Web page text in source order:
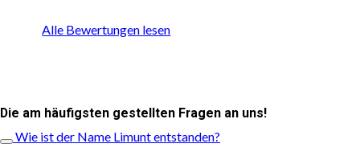
Alle Bewertungen lesen
Die am häufigsten gestellten Fragen an uns!
Wie ist der Name Limunt entstanden?